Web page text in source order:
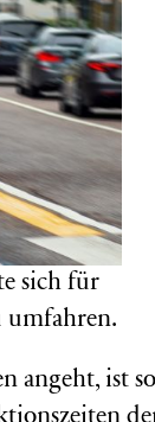
sich für
umfahren.
angeht, ist